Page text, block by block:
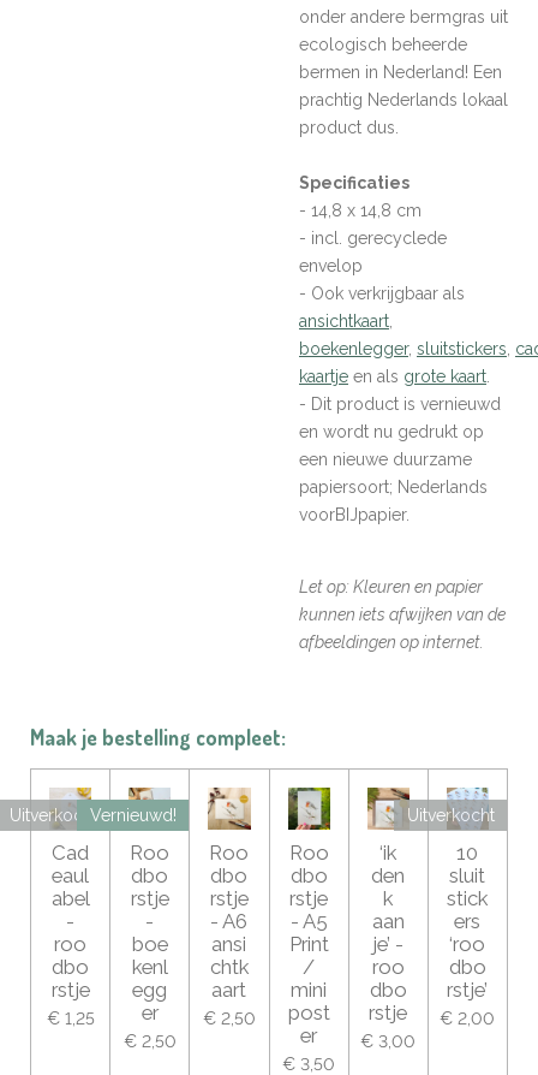
onder andere bermgras uit
ecologisch beheerde
bermen in Nederland! Een
prachtig Nederlands lokaal
product dus.
Specificaties
- 14,8 x 14,8 cm
- incl. gerecyclede
envelop
- Ook verkrijgbaar als
ansichtkaart
boekenlegger, sluitstickers
kaartje en als grote kaart
- Dit product is vernieuwd
en wordt nu gedrukt op
een nieuwe duurzame
papiersoort; Nederlands
voorBIJpapier.
Let op: Kleuren en papier
kunnen iets afwijken van de
afbeeldingen op internet.
Maak je bestelling compleet:
Uitverkocht
Cad
eaul
abel
-
roo
dbo
rstje
€ 1,25
Vernieuwd!
Roo
dbo
rstje
-
boe
kenl
egg
er
€ 2,50
Roo
dbo
rstje
- A6
ansi
chtk
aart
€ 2,50
Roo
dbo
rstje
- A5
Print
/
mini
post
er
€ 3,50
‘ik
den
k
aan
je’ -
roo
dbo
rstje
€ 3,00
Uitverkocht
10
sluit
stick
ers
‘roo
dbo
rstje’
€ 2,00